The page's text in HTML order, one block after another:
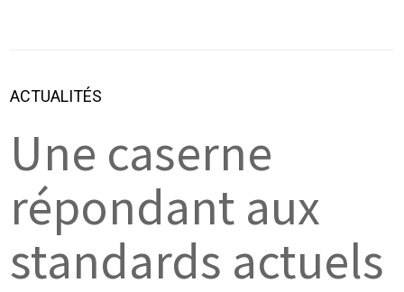
ACTUALITÉS
Une caserne
répondant aux
standards actuels